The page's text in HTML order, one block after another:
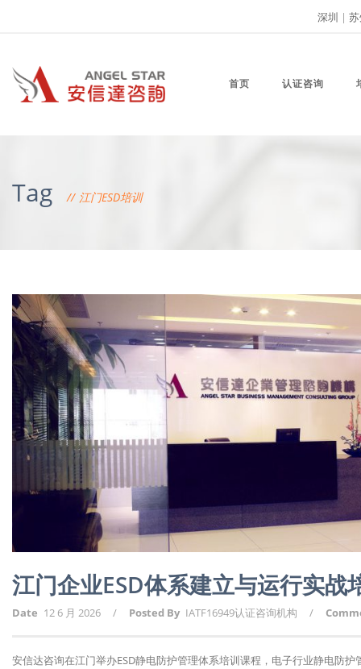
深圳 |
首页 认证咨询
Tag 江门ESD培训
江门企业ESD体系建立与运行实战
Date 12 6 月 2026 / Posted By IATF16949认证咨询机构 /
安信达咨询在江门举办ESD静电防护管理体系培训课程，电子行业静电防